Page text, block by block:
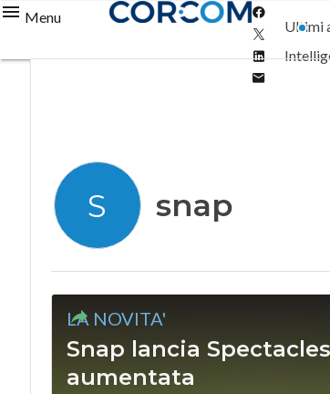
Menu
Twitter
Linkedin
Ultimi
S snap
LA NOVITA'
Snap lancia
aumentata